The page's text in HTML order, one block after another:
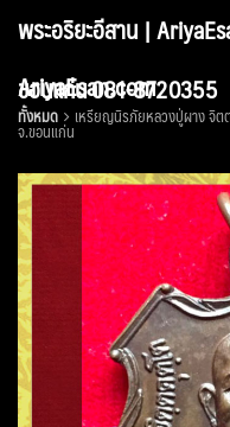
พระอริยะอีสาน |
ขอนแก่น 081-8720355
AriyaEsan.com
ทั้งหมด เหรียญนิรภัยหลวงปู่ผาง จิต
จ.ขอนแก่น